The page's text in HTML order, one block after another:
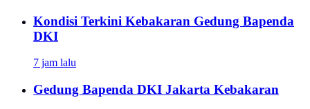
Kondisi Terkini Kebakaran Gedung Bapenda
DKI
7 jam lalu
Gedung Bapenda DKI Jakarta Kebakaran